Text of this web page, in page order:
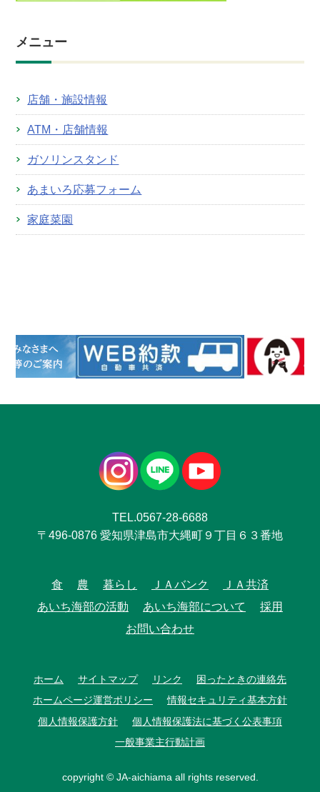
メニュー
店舗・施設情報
ATM・店舗情報
ガソリンスタンド
あまいろ応募フォーム
家庭菜園
TEL.0567-28-6688
〒496-0876 愛知県津島市大縄町９丁目６３番地
食 農 暮らし ＪＡバンク
ＪＡ共済
あいち海部の活動
あいち海部について
採用
お問い合わせ
ホーム サイトマップ リンク
困ったときの連絡先
ホームページ運営ポリシー
情報セキュリティ基本方針
個人情報保護方針
個人情報保護法に基づく公表事項
一般事業主行動計画
copyright © JA-aichiama all rights reserved.